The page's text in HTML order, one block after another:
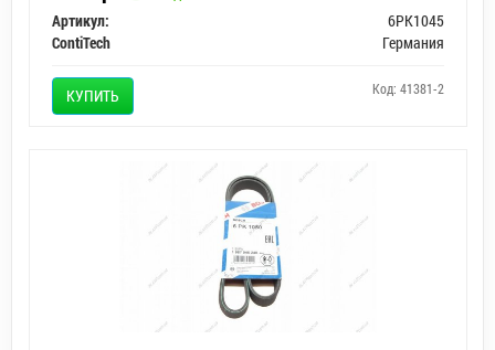
Артикул:
6PK1045
ContiTech
Германия
КУПИТЬ Код: 41381-2